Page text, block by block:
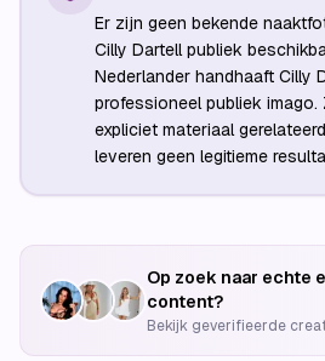
Er zijn geen bekende
Cilly Dartell publiek
Nederlander handhaaft Cilly
professioneel publiek
expliciet materiaal
leveren geen legitieme
Op zoek naar echte
content?